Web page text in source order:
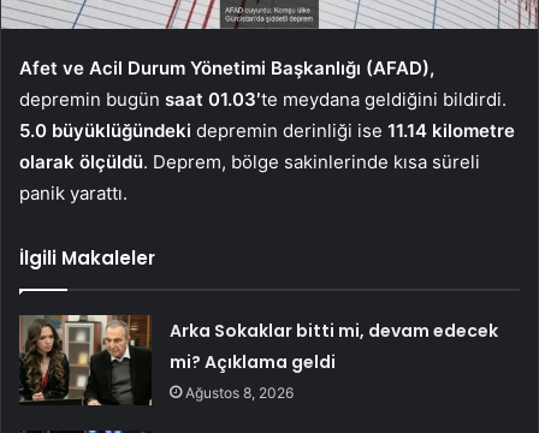
Afet ve Acil Durum Yönetimi Başkanlığı (AFAD),
depremin bugün saat 01.03′te meydana geldiğini bildirdi.
5.0 büyüklüğündeki depremin derinliği ise 11.14 kilometre
olarak ölçüldü. Deprem, bölge sakinlerinde kısa süreli
panik yarattı.
İlgili Makaleler
Arka Sokaklar bitti mi, devam edecek
mi? Açıklama geldi
Ağustos 8, 2026